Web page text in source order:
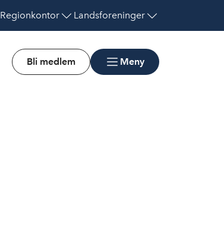
Regionkontor Landsforeninger
Bli medlem Meny